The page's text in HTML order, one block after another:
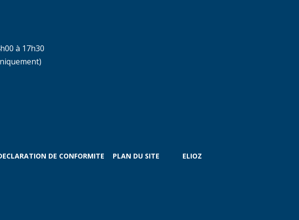
à 17h30
DE CONFORMITE PLAN DU SITE ELIOZ